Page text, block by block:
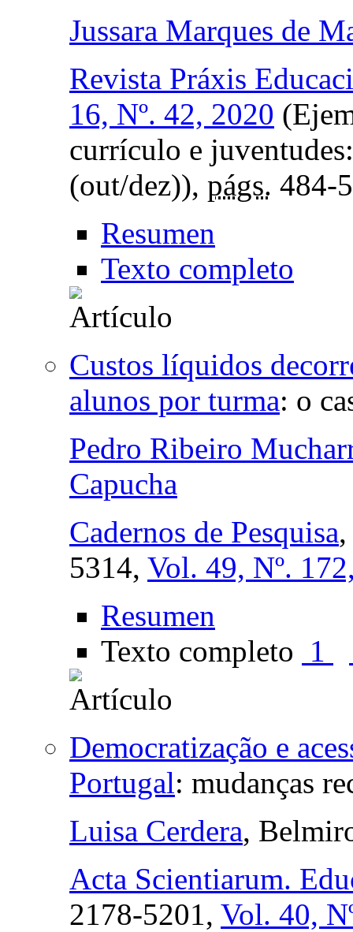
Jussara Marques de
Revista Práxis
16, Nº. 42, 2020
currículo e
(out/dez)), págs. 484-
Resumen
Texto completo
Custos líquidos
alunos por turma: o
Pedro Ribeiro
Capucha
Cadernos de Pesquisa
5314, Vol. 49, Nº.
Resumen
Texto completo 1
Democratização e
Portugal: mudanças
Luisa Cerdera,
Acta Scientiarum.
2178-5201, Vol. 40,